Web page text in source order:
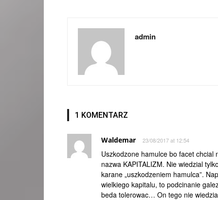
admin
1 KOMENTARZ
Waldemar 23/08/2017 at 12:54
Uszkodzone hamulce bo facet
nazwa KAPITALIZM. Nie wiedzial
karane „uszkodzeniem hamulca”.
wielkiego kapitalu, to podcinanie
beda tolerowac… On tego nie